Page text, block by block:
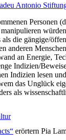
Antonio
Personen
die gängige/
anderen
an Energie,
Indizien/
Indizien lesen
das Unglück
als
erörtern Pia